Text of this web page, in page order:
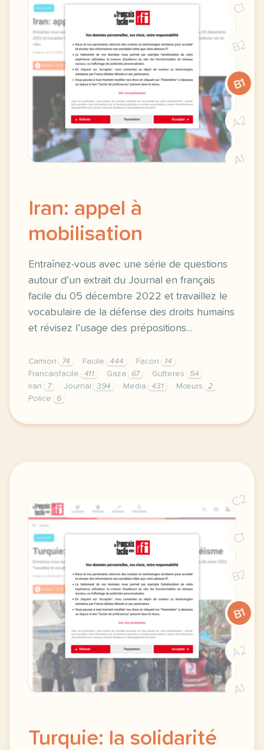
C1
B2
B1
A2
A1
Iran: appel à
mobilisation
Entraînez-vous avec une série de questions
autour d’un extrait du Journal en français
facile du 05 décembre 2022 et travaillez le
vocabulaire de la défense des droits humains
et révisez l’usage des prépositions…
Camion 74 Facile 444 Facon
14
Francaisfacile
411 Gaza 67 Gutteres
54
Iran
7 Journal 394 Media 431 Mœurs
2
Police
6
exercice b1 iran appel a mobilisation entrainez
C2
C1
B2
B1
A2
A1
Turquie: la solidarité